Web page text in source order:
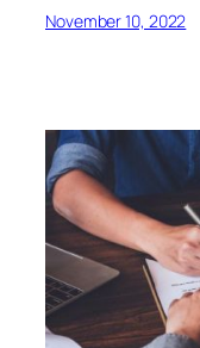
November 10, 2022